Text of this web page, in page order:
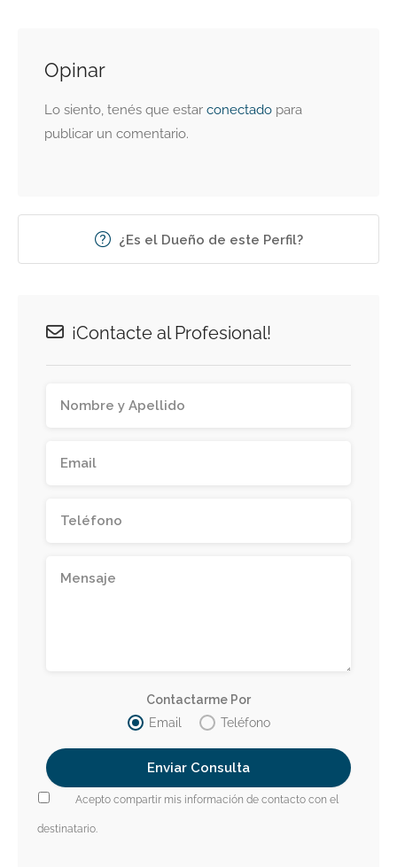
Opinar
Lo siento, tenés que estar conectado para
publicar un comentario.
¿Es el Dueño de este Perfil?
¡Contacte al Profesional!
Contactarme Por
Email
Teléfono
Acepto compartir mis información de contacto con el
destinatario.